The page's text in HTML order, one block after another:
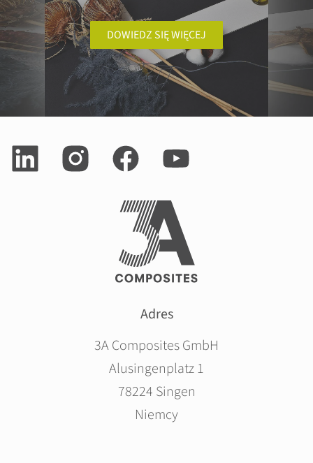
DOWIEDZ SIĘ WIĘCEJ
Adres
3A Composites GmbH
Alusingenplatz 1
78224 Singen
Niemcy